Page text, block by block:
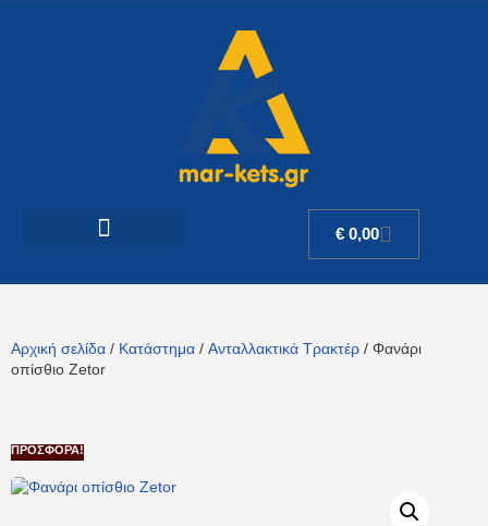
€ 0,00
Αρχική σελίδα / Κατάστημα / Ανταλλακτικά Τρακτέρ / Φανάρι
οπίσθιο Zetor
ΠΡΟΣΦΟΡΆ!